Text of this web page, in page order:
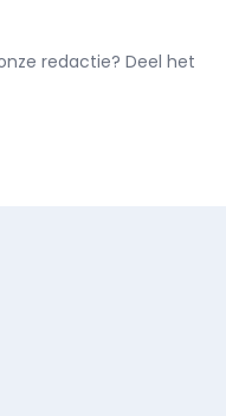
redactie? Deel het